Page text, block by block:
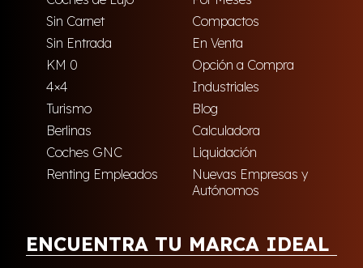
Sin Carnet
Compactos
Sin Entrada
En Venta
KM 0
Opción a Compra
4×4
Industriales
Turismo
Blog
Berlinas
Calculadora
Coches GNC
Liquidación
Renting Empleados
Nuevas Empresas y
Autónomos
ENCUENTRA TU MARCA IDEAL